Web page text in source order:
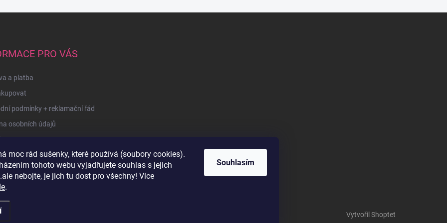
moc rád sušenky, které používá (soubory cookies).
tohoto webu vyjadřujete souhlas s jejich
nebojte, je jich tu dost pro všechny! Více
.
Souhlasím
PRO VÁS
a platba
podmínky + reklamační řád
osobních údajů
Vytvořil Shoptet